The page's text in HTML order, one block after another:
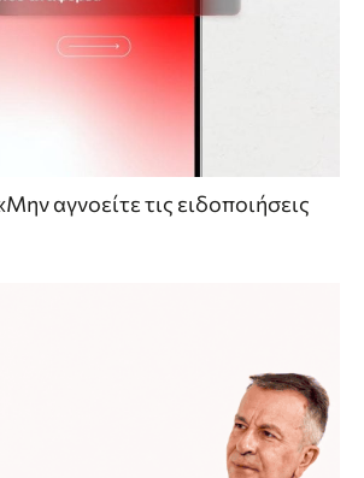
αγνοείτε τις ειδοποιήσεις